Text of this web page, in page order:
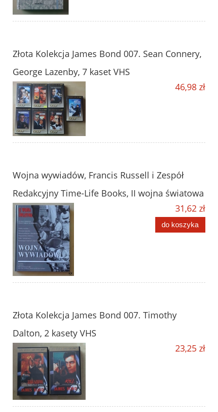
Złota Kolekcja James Bond 007. Sean Connery,
George Lazenby, 7 kaset VHS
46,98 zł
Wojna wywiadów, Francis Russell i Zespół
Redakcyjny Time-Life Books, II wojna światowa
31,62 zł
do koszyka
Złota Kolekcja James Bond 007. Timothy
Dalton, 2 kasety VHS
23,25 zł